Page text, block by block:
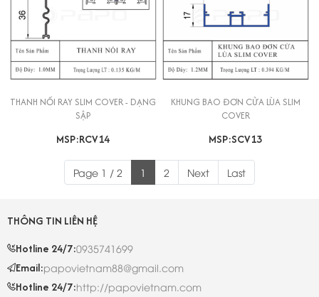
THANH NỐI RAY SLIM COVER - DẠNG
SẬP
MSP:RCV14
KHUNG BAO ĐƠN CỬA LÙA SLIM
COVER
MSP:SCV13
Page 1 / 2 1 2 Next Last
THÔNG TIN LIÊN HỆ
Hotline 24/7:0935741699
Email:papovietnam88@gmail.com
Hotline 24/7:http://papovietnam.com